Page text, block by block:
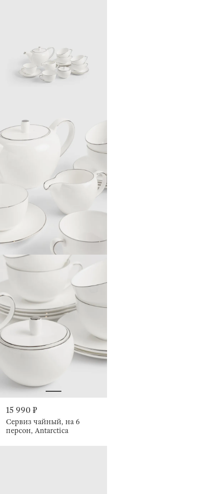
15 990 ₽
Сервиз чайный, на 6
персон, Antarctica